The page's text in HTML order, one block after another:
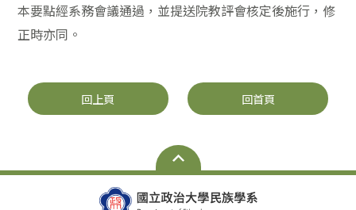
本要點經系務會議通過，並提送院教評會核定後施行，修
正時亦同。
回上頁 回首頁